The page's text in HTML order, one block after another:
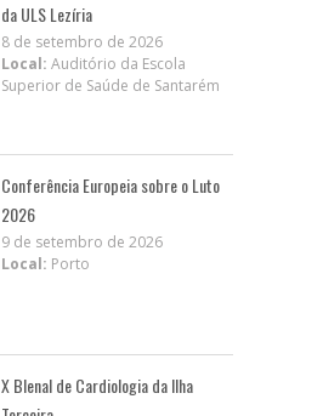
da ULS Lezíria
8 de setembro de 2026
Local: Auditório da Escola
Superior de Saúde de Santarém
Conferência Europeia sobre o Luto
2026
9 de setembro de 2026
Local: Porto
X BIenal de Cardiologia da Ilha